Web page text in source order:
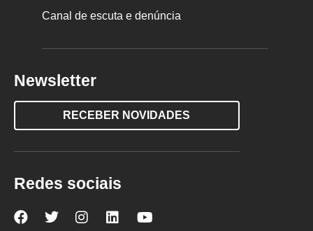
Canal de escuta e denúncia
Newsletter
RECEBER NOVIDADES
Redes sociais
NovaNova Nova Nova